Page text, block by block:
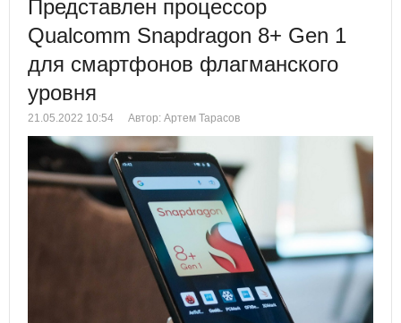
Представлен процессор
Qualcomm Snapdragon 8+ Gen 1
для смартфонов флагманского
уровня
21.05.2022 10:54 Автор: Артем Тарасов